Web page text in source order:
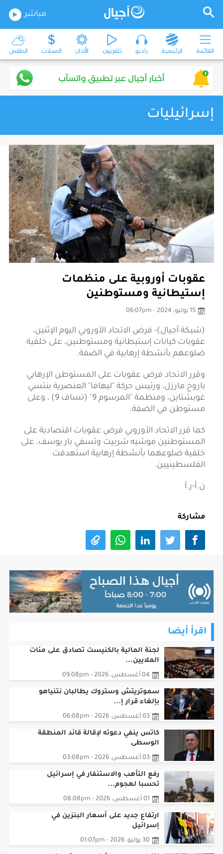
مباشر
القائمة الرئيسية راديو تلفزيون الأذان العملات الطقس
إسرائيليات
عقوبات أوروبية على منظمات
إستيطانية ومستوطنين
15 يوليو، 2024 - 06:07pm
(شبكة أجيال)- فرض الاتحاد الأوروبي اليوم الإثنين،
عقوبات كيانات إستيطانية ومستوطنين، على خلفية
ضلوعهم بأنشطة إرهابية في الضفة.
وقرر الاتحاد فرض عقوبات على المستوطن الإرهابي
باروخ مارزل، ورئيس حركة "ليهافا" العنصرية بنتسي
غوبشتاين، ومنظمة "المرسوم 9" (تساف 9) ، وعلى
مستوطن في الضفة.
كما قرر الاتحاد الأوروبي فرض عقوبات اقتصادية على
المستوطنين موشيه شربيت وتسفي بار يوسف، على
خلفية ضلوعهما بأنشطة إرهابية استهدفت
الفلسطينيين.
ن.أ-ر.أ
مشاركة
اقرأ أيضا
لجنة المالية بالكنيست تصادق على مئات
الملايين...
04 أغسطس، 2026 - 09:08pm
سموتريتش وستروك يطالبان نتنياهو
بإلغاء قرار إ...
03 أغسطس، 2026 - 06:08pm
كاتس ينفي دعوته لإقالة قائد المنطقة
الوسطى
03 أغسطس، 2026 - 03:08pm
رفع التأهب والاستنفار في إسرائيل
تحسبا لهجوم...
01 أغسطس، 2026 - 08:08pm
ارتفاع جديد على أسعار البنزين في
إسرائيل
30 يوليو، 2026 - 01:07pm